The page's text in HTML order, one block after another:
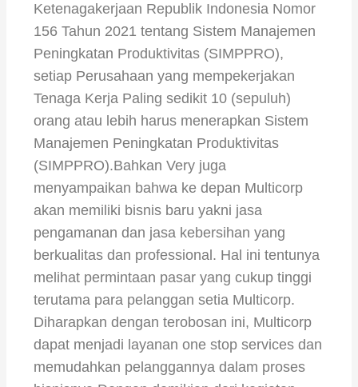
Ketenagakerjaan Republik Indonesia Nomor
156 Tahun 2021 tentang Sistem Manajemen
Peningkatan Produktivitas (SIMPPRO),
setiap Perusahaan yang mempekerjakan
Tenaga Kerja Paling sedikit 10 (sepuluh)
orang atau lebih harus menerapkan Sistem
Manajemen Peningkatan Produktivitas
(SIMPPRO).Bahkan Very juga
menyampaikan bahwa ke depan Multicorp
akan memiliki bisnis baru yakni jasa
pengamanan dan jasa kebersihan yang
berkualitas dan professional. Hal ini tentunya
melihat permintaan pasar yang cukup tinggi
terutama para pelanggan setia Multicorp.
Diharapkan dengan terobosan ini, Multicorp
dapat menjadi layanan one stop services dan
memudahkan pelanggannya dalam proses